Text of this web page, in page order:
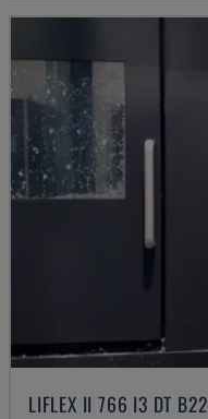
LIFLEX II 766 I3 DT B22